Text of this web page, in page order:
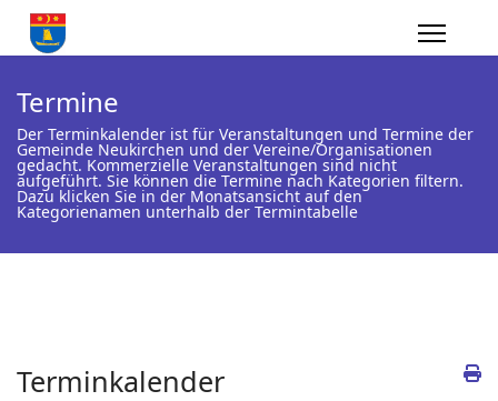
Termine
Der Terminkalender ist für Veranstaltungen und Termine der
Gemeinde Neukirchen und der Vereine/Organisationen
gedacht. Kommerzielle Veranstaltungen sind nicht
aufgeführt. Sie können die Termine nach Kategorien filtern.
Dazu klicken Sie in der Monatsansicht auf den
Kategorienamen unterhalb der Termintabelle
Terminkalender